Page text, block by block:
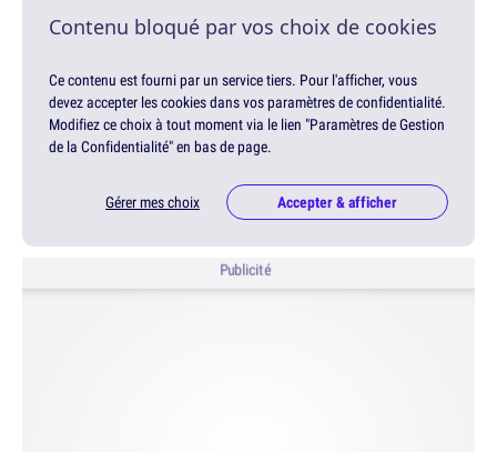
Contenu bloqué par vos choix de cookies
Ce contenu est fourni par un service tiers. Pour l'afficher, vous
devez accepter les cookies dans vos paramètres de confidentialité.
Modifiez ce choix à tout moment via le lien "Paramètres de Gestion
de la Confidentialité" en bas de page.
Gérer mes choix Accepter & afficher
Publicité